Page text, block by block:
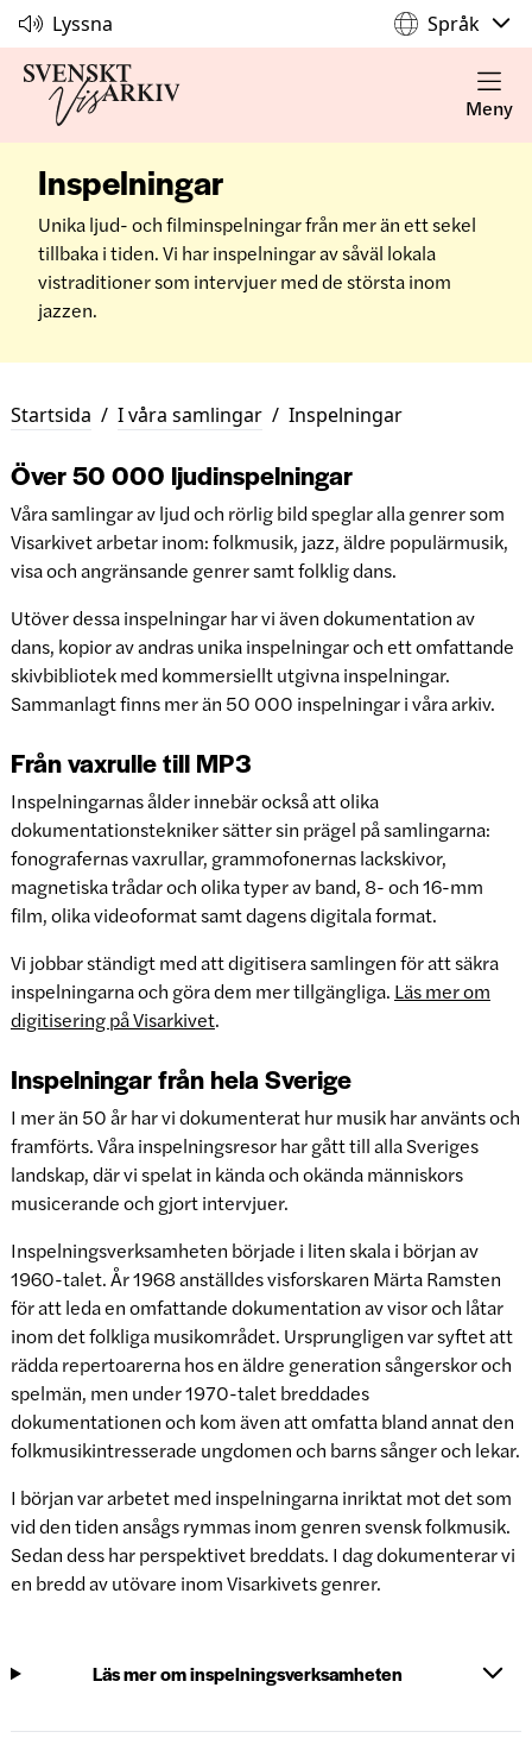
Lyssna Språk
Meny
Inspelningar
Unika ljud- och filminspelningar från mer än ett sekel
tillbaka i tiden. Vi har inspelningar av såväl lokala
vistraditioner som intervjuer med de största inom
jazzen.
Startsida / I våra samlingar / Inspelningar
Över 50 000 ljudinspelningar
Våra samlingar av ljud och rörlig bild speglar alla genrer som
Visarkivet arbetar inom: folkmusik, jazz, äldre populärmusik,
visa och angränsande genrer samt folklig dans.
Utöver dessa inspelningar har vi även dokumentation av
dans, kopior av andras unika inspelningar och ett omfattande
skivbibliotek med kommersiellt utgivna inspelningar.
Sammanlagt finns mer än 50 000 inspelningar i våra arkiv.
Från vaxrulle till MP3
Inspelningarnas ålder innebär också att olika
dokumentationstekniker sätter sin prägel på samlingarna:
fonografernas vaxrullar, grammofonernas lackskivor,
magnetiska trådar och olika typer av band, 8- och 16-mm
film, olika videoformat samt dagens digitala format.
Vi jobbar ständigt med att digitisera samlingen för att säkra
inspelningarna och göra dem mer tillgängliga. Läs mer om
digitisering på Visarkivet.
Inspelningar från hela Sverige
I mer än 50 år har vi dokumenterat hur musik har använts och
framförts. Våra inspelningsresor har gått till alla Sveriges
landskap, där vi spelat in kända och okända människors
musicerande och gjort intervjuer.
Inspelningsverksamheten började i liten skala i början av
1960-talet. År 1968 anställdes visforskaren Märta Ramsten
för att leda en omfattande dokumentation av visor och låtar
inom det folkliga musikområdet. Ursprungligen var syftet att
rädda repertoarerna hos en äldre generation sångerskor och
spelmän, men under 1970-talet breddades
dokumentationen och kom även att omfatta bland annat den
folkmusikintresserade ungdomen och barns sånger och lekar.
I början var arbetet med inspelningarna inriktat mot det som
vid den tiden ansågs rymmas inom genren svensk folkmusik.
Sedan dess har perspektivet breddats. I dag dokumenterar vi
en bredd av utövare inom Visarkivets genrer.
Läs mer om inspelningsverksamheten